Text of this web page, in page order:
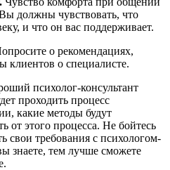
должны чувствовать, что
и что он вас поддерживает.
о рекомендациях,
клиентов о специалисте.
психолог-консультант
проходить процесс
какие методы будут
от этого процесса. Не бойтесь
свои требования с психологом-
знаете, тем лучше сможете